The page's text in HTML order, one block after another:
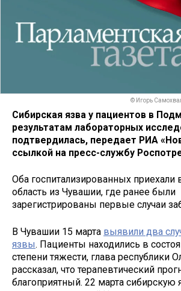
© Игорь
Сибирская язва у пациентов в
результатам лабораторных
подтвердилась, передает РИА
ссылкой на пресс-службу
Оба госпитализированных
область из Чувашии, где ранее были
зарегистрированы первые случаи
В Чувашии 15 марта выявили два
язвы. Пациенты находились в
степени тяжести, глава республики
рассказал, что терапевтический
благоприятный. 22 марта сибирскую